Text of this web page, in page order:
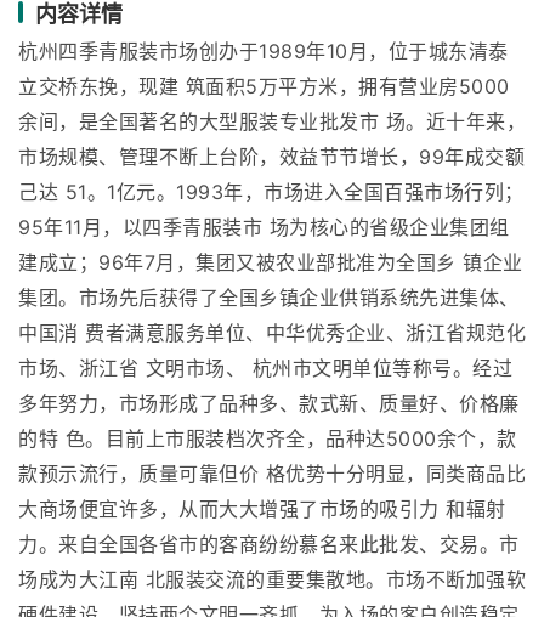
内容详情
杭州四季青服装市场创办于1989年10月，位于城东清泰
立交桥东挽，现建 筑面积5万平方米，拥有营业房5000
余间，是全国著名的大型服装专业批发市 场。近十年来，
市场规模、管理不断上台阶，效益节节增长，99年成交额
己达 51。1亿元。1993年，市场进入全国百强市场行列；
95年11月，以四季青服装市 场为核心的省级企业集团组
建成立；96年7月，集团又被农业部批准为全国乡 镇企业
集团。市场先后获得了全国乡镇企业供销系统先进集体、
中国消 费者满意服务单位、中华优秀企业、浙江省规范化
市场、浙江省 文明市场、 杭州市文明单位等称号。经过
多年努力，市场形成了品种多、款式新、质量好、价格廉
的特 色。目前上市服装档次齐全，品种达5000余个，款
款预示流行，质量可靠但价 格优势十分明显，同类商品比
大商场便宜许多，从而大大增强了市场的吸引力 和辐射
力。来自全国各省市的客商纷纷慕名来此批发、交易。市
场成为大江南 北服装交流的重要集散地。市场不断加强软